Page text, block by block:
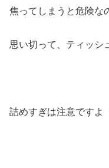
焦ってしまうと危険な
思い切って、ティッシ
詰めすぎは注意ですよ